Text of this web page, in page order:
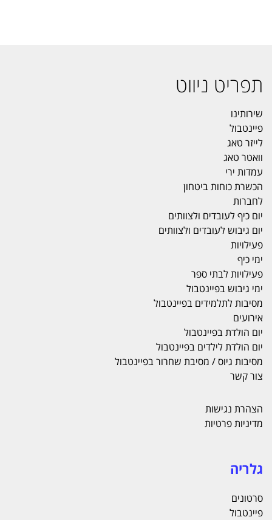
תפריט ניווט
שירותינו
פיינטבול
לייזר טאג
וואטר טאג
עמדות ירי
הכשרת כוחות ביטחון
לחברות
יום כיף לעובדים ולצוותים
יום גיבוש לעובדים ולצוותים
פעילויות
ימי כיף
פעילויות לבתי ספר
ימי גיבוש בפיינטבול
מסיבות לתלמידים בפיינטבול
אירועים
יום הולדת בפיינטבול
יום הולדת לילדים בפיינטבול
מסיבות גיוס / מסיבת שחרור בפיינטבול
צור קשר
הצהרת נגישות
מדיניות פרטיות
גלריה
סרטונים
פיינטבול